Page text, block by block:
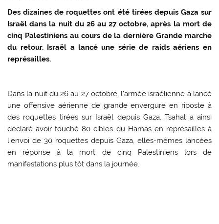
Des dizaines de roquettes ont été tirées depuis Gaza sur
Israël dans la nuit du 26 au 27 octobre, après la mort de
cinq Palestiniens au cours de la dernière Grande marche
du retour. Israël a lancé une série de raids aériens en
représailles.
Dans la nuit du 26 au 27 octobre, l’armée israélienne a lancé
une offensive aérienne de grande envergure en riposte à
des roquettes tirées sur Israël depuis Gaza. Tsahal a ainsi
déclaré avoir touché 80 cibles du Hamas en représailles à
l’envoi de 30 roquettes depuis Gaza, elles-mêmes lancées
en réponse à la mort de cinq Palestiniens lors de
manifestations plus tôt dans la journée.